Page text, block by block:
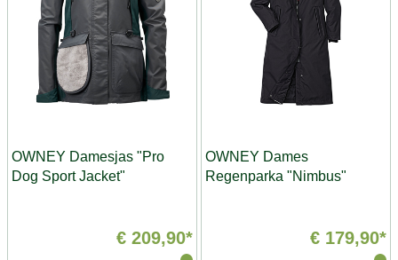
OWNEY Damesjas "Pro
Dog Sport Jacket"
€ 209,90*
OWNEY Dames
Regenparka "Nimbus"
€ 179,90*